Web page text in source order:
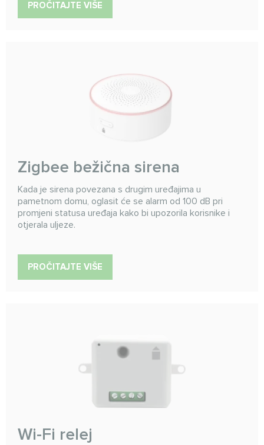
PROČITAJTE VIŠE
Zigbee bežična sirena
Kada je sirena povezana s drugim uređajima u
pametnom domu, oglasit će se alarm od 100 dB pri
promjeni statusa uređaja kako bi upozorila korisnike i
otjerala uljeze.
PROČITAJTE VIŠE
Wi-Fi relej